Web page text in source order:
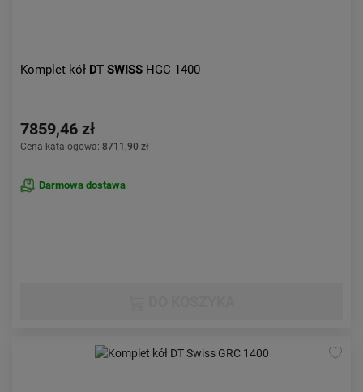
Komplet kół DT SWISS HGC 1400
7859,46 zł
Cena katalogowa: 8711,90 zł
Darmowa dostawa